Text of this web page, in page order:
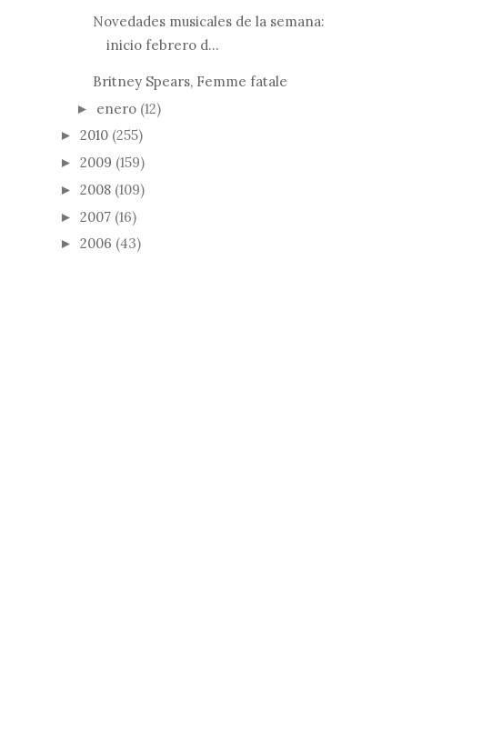
Novedades musicales de la semana:
inicio febrero d...
Britney Spears, Femme fatale
► enero (12)
► 2010 (255)
► 2009 (159)
► 2008 (109)
► 2007 (16)
► 2006 (43)